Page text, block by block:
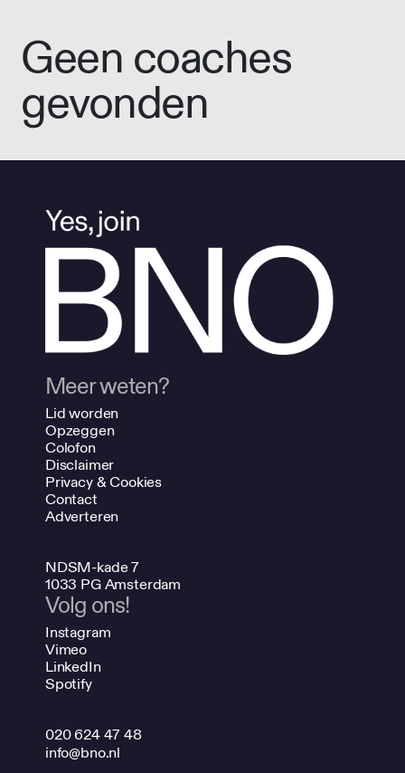
Geen coaches
gevonden
Meer weten?
Lid worden
Opzeggen
Colofon
Disclaimer
Privacy & Cookies
Contact
Adverteren
NDSM-kade 7
1033 PG Amsterdam
Volg ons!
Instagram
Vimeo
LinkedIn
Spotify
020 624 47 48
info@bno.nl